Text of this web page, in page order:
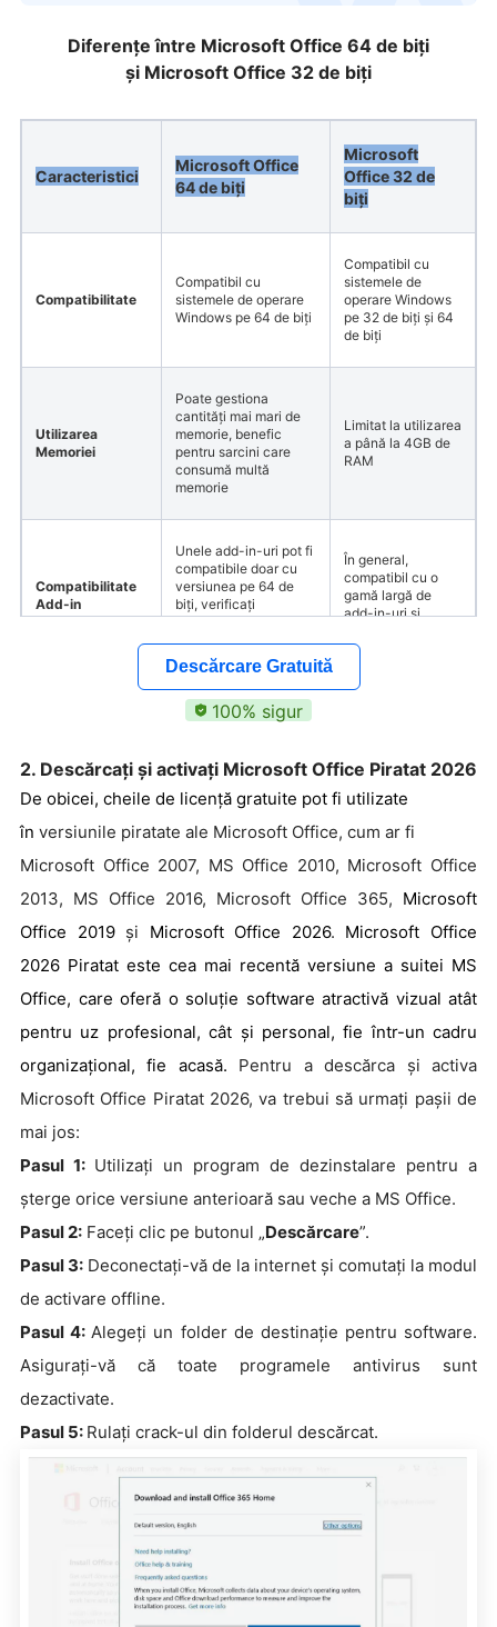
Diferențe între Microsoft Office 64 de biți
și Microsoft Office 32 de biți
Caracteristici
Microsoft Office
64 de biți
Microsoft
Office 32 de
biți
Compatibilitate
Compatibil cu
sistemele de operare
Windows pe 64 de biți
Compatibil cu
sistemele de
operare Windows
pe 32 de biți și 64
de biți
Utilizarea
Memoriei
Poate gestiona
cantități mai mari de
memorie, benefic
pentru sarcini care
consumă multă
memorie
Limitat la utilizarea
a până la 4GB de
RAM
Compatibilitate
Add-in
Unele add-in-uri pot fi
compatibile doar cu
versiunea pe 64 de
biți, verificați
compatibilitatea
înainte de instalare
În general,
compatibil cu o
gamă largă de
add-in-uri și
În general, are
cu versiunea pe 32 de
versiunea pe 64
de biți
Colaborare
Compatibilitatea cu
aceeași versiune este
de preferat pentru a
evita problemele de
compatibilitate la
colaborarea cu alții
Office pe 64 de biți
Descărcare Gratuită
100% sigur
2. Descărcați și activați Microsoft Office Piratat 2026
De obicei, cheile de licență gratuite pot fi utilizate
în versiunile piratate ale Microsoft Office, cum ar fi
Microsoft Office 2007, MS Office 2010, Microsoft Office
2013, MS Office 2016, Microsoft Office 365, Microsoft
Office 2019și Microsoft Office 2026. Microsoft Office
2026 Piratat este cea mai recentă versiune a suitei MS
Office, care oferă o soluție software atractivă vizual atât
pentru uz profesional, cât și personal, fie într-un cadru
organizațional, fie acasă. Pentru a descărca și activa
Microsoft Office Piratat 2026, va trebui să urmați pașii de
mai jos:
Pasul 1: Utilizați un program de dezinstalare pentru a
șterge orice versiune anterioară sau veche a MS Office.
Pasul 2: Faceți clic pe butonul „Descărcare”.
Pasul 3: Deconectați-vă de la internet și comutați la modul
de activare offline.
Pasul 4:Alegeți un folder de destinație pentru software.
Asigurați-vă că toate programele antivirus sunt
dezactivate.
Pasul 5: Rulați crack-ul din folderul descărcat.